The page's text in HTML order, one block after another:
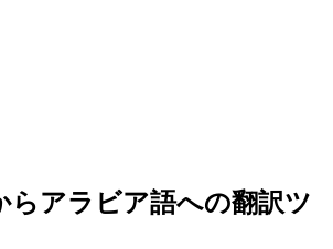
らアラビア語への翻訳ツ